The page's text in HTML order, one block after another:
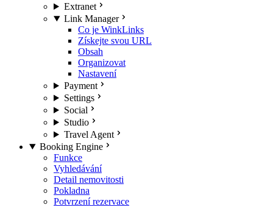
Extranet
Link Manager
Co je WinkLinks
Získejte svou URL
Obsah
Organizovat
Nastavení
Payment
Settings
Social
Studio
Travel Agent
Booking Engine
Funkce
Vyhledávání
Detail nemovitosti
Pokladna
Potvrzení rezervace